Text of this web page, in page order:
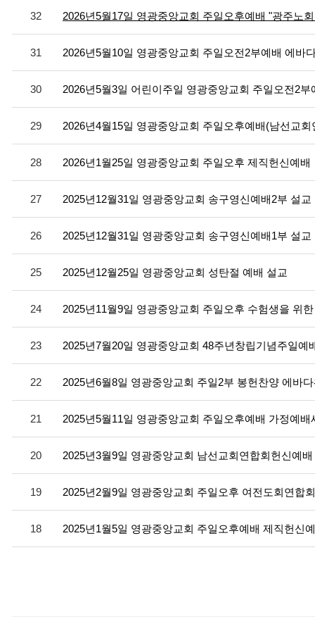
32 2026년5월17일 영광중앙교회 주일오후예배 "광주노
31 2026년5월10일 영광중앙교회 주일오전2부예배 에바
30 2026년5월3일 어린이주일 영광중앙교회 주일오전2부
29 2026년4월15일 영광중앙교회 주일오후예배(남선교
28 2026년1월25일 영광중앙교회 주일오후 제직헌신예배
27 2025년12월31일 영광중앙교회 송구영신예배2부 설교
26 2025년12월31일 영광중앙교회 송구영신예배1부 설교
25 2025년12월25일 영광중앙교회 성탄절 예배 설교
24 2025년11월9일 영광중앙교회 주일오후 수험생을 위
23 2025년7월20일 영광중앙교회 48주년창립기념주일예
22 2025년6월8일 영광중앙교회 주일2부 봉헌찬양 에바다
21 2025년5월11일 영광중앙교회 주일오후예배 가정예배
20 2025년3월9일 영광중앙교회 남선교회연합회헌신예배
19 2025년2월9일 영광중앙교회 주일오후 여전도회연합
18 2025년1월5일 영광중앙교회 주일오후예배 제직헌신